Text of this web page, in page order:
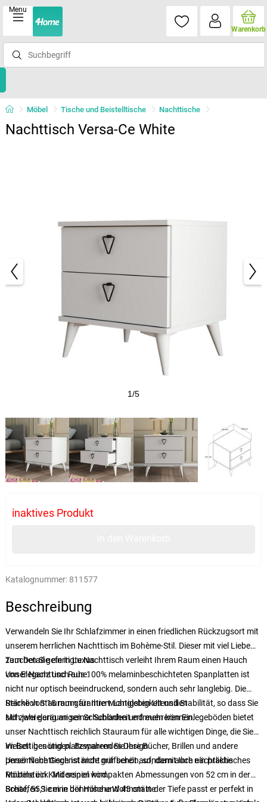
Menu
Warenkorb
Möbel Tische und Beistelltische Nachttische
Nachttisch Versa-Ce White
1/5
inaktives Produkt
Katalognummer: 811577
Beschreibung
Verwandeln Sie Ihr Schlafzimmer in einen friedlichen Rückzugsort mit
unserem herrlichen Nachttisch im Bohème-Stil. Dieser mit viel Liebe
zum Detail gefertigte Nachttisch verleiht Ihrem Raum einen Hauch
von Eleganz und Ruhe.
Tauchen Sie ein in Luxus
Unser Nachttisch aus 100% melaminbeschichteten Spanplatten ist
nicht nur optisch beeindruckend, sondern auch sehr langlebig. Die
Stärke von 18 mm garantiert Langlebigkeit und Stabilität, so dass Sie
sich jahrelang an seiner Schönheit erfreuen können.
Reichlich Stauraum für Ihre wichtigsten Utensilien
Mit zwei geräumigen Schubladen und mehreren Einlegeböden bietet
unser Nachttisch reichlich Stauraum für alle wichtigen Dinge, die Sie
im Bett benötigen. Bewahren Sie Ihre Bücher, Brillen und andere
persönliche Gegenstände griffbereit auf, damit Ihre nächtliche
Routine ein Kinderspiel wird.
Vielseitiges und platzsparendes Design
Unser Nachttisch ist nicht nur schön, sondern auch ein praktisches
Möbelstück. Mit seinen kompakten Abmessungen von 52 cm in der
Breite, 55,1 cm in der Höhe und 45 cm in der Tiefe passt er perfekt in
Schaffen Sie eine böhmische Wohnstätte